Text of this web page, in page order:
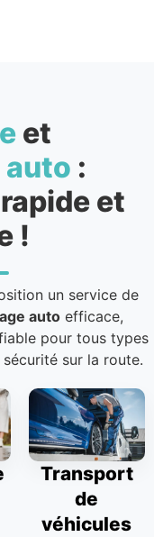
et
auto :
et
!
un service de
auto efficace,
pour tous types
sur la route.
Transport
de
véhicules